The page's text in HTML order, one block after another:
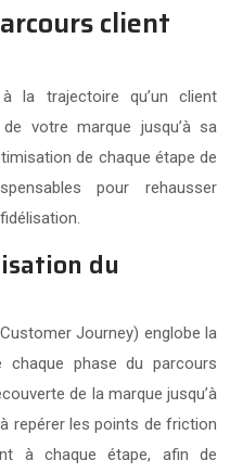
client
la trajectoire qu’un client
votre marque jusqu’à sa
de chaque étape de
pour rehausser
du
Journey) englobe la
chaque phase du parcours
de la marque jusqu’à
repérer les points de friction
à chaque étape, afin de